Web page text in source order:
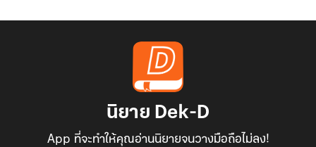
นิยาย Dek-D
App ที่จะทำให้คุณอ่านนิยายจนวางมือถือไม่ลง!